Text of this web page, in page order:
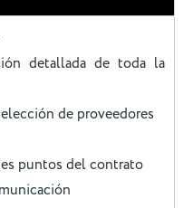
detallada de toda la
de proveedores
puntos del contrato